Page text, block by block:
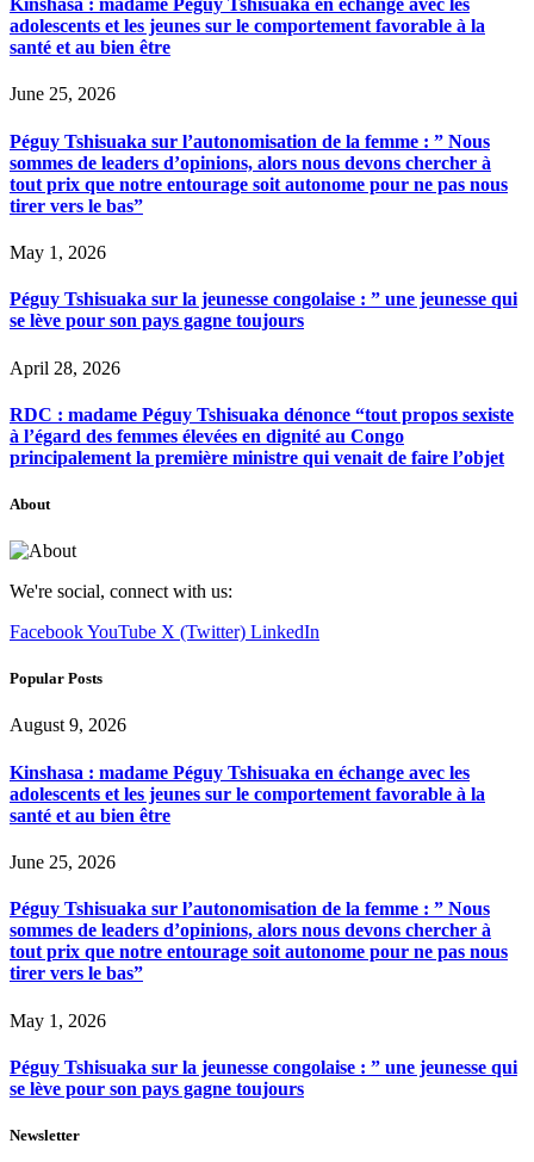
Kinshasa : madame Péguy Tshisuaka en échange avec les
adolescents et les jeunes sur le comportement favorable à la
santé et au bien être
June 25, 2026
Péguy Tshisuaka sur l’autonomisation de la femme : ” Nous
sommes de leaders d’opinions, alors nous devons chercher à
tout prix que notre entourage soit autonome pour ne pas nous
tirer vers le bas”
May 1, 2026
Péguy Tshisuaka sur la jeunesse congolaise : ” une jeunesse qui
se lève pour son pays gagne toujours
April 28, 2026
RDC : madame Péguy Tshisuaka dénonce “tout propos sexiste
à l’égard des femmes élevées en dignité au Congo
principalement la première ministre qui venait de faire l’objet
About
We're social, connect with us:
FacebookYouTube X (Twitter) LinkedIn
Popular Posts
August 9, 2026
Kinshasa : madame Péguy Tshisuaka en échange avec les
adolescents et les jeunes sur le comportement favorable à la
santé et au bien être
June 25, 2026
Péguy Tshisuaka sur l’autonomisation de la femme : ” Nous
sommes de leaders d’opinions, alors nous devons chercher à
tout prix que notre entourage soit autonome pour ne pas nous
tirer vers le bas”
May 1, 2026
Péguy Tshisuaka sur la jeunesse congolaise : ” une jeunesse qui
se lève pour son pays gagne toujours
Newsletter